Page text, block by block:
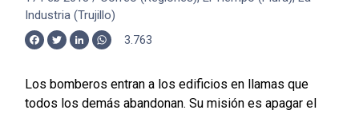
Industria (Trujillo)
Facebook
TwitterLinkedInWhatsApp
3.763
Los bomberos entran a los edificios en llamas que
todos los demás abandonan. Su misión es apagar el